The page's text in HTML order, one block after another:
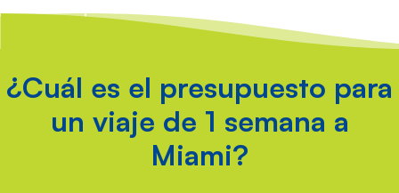
¿Cuál es el presupuesto para
un viaje de 1 semana a
Miami?